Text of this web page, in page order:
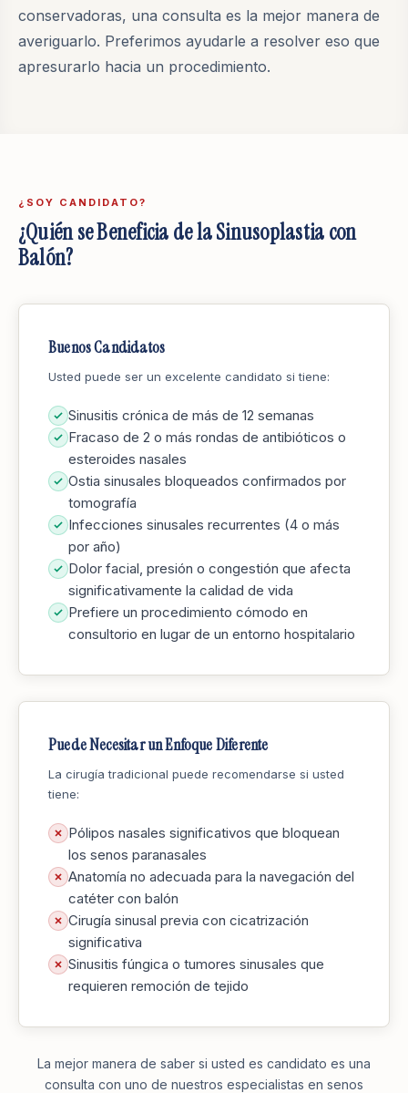
conservadoras, una consulta es la mejor manera de
averiguarlo. Preferimos ayudarle a resolver eso que
apresurarlo hacia un procedimiento.
¿SOY CANDIDATO?
¿Quién se Beneficia de la Sinusoplastia con
Balón?
Buenos Candidatos
Usted puede ser un excelente candidato si tiene:
Sinusitis crónica de más de 12 semanas
Fracaso de 2 o más rondas de antibióticos o
esteroides nasales
Ostia sinusales bloqueados confirmados por
tomografía
Infecciones sinusales recurrentes (4 o más
por año)
Dolor facial, presión o congestión que afecta
significativamente la calidad de vida
Prefiere un procedimiento cómodo en
consultorio en lugar de un entorno hospitalario
Puede Necesitar un Enfoque Diferente
La cirugía tradicional puede recomendarse si usted
tiene:
Pólipos nasales significativos que bloquean
los senos paranasales
Anatomía no adecuada para la navegación del
catéter con balón
Cirugía sinusal previa con cicatrización
significativa
Sinusitis fúngica o tumores sinusales que
requieren remoción de tejido
La mejor manera de saber si usted es candidato es una
consulta con uno de nuestros especialistas en senos